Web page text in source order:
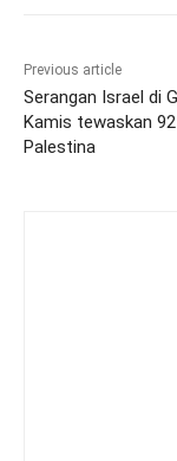
Previous article
Serangan Israel di
Kamis tewaskan
Palestina